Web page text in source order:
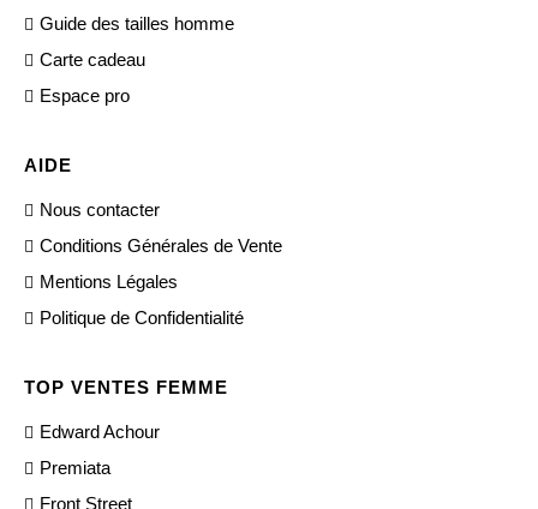
Guide des tailles homme
Carte cadeau
Espace pro
AIDE
Nous contacter
Conditions Générales de Vente
Mentions Légales
Politique de Confidentialité
TOP VENTES FEMME
Edward Achour
Premiata
Front Street